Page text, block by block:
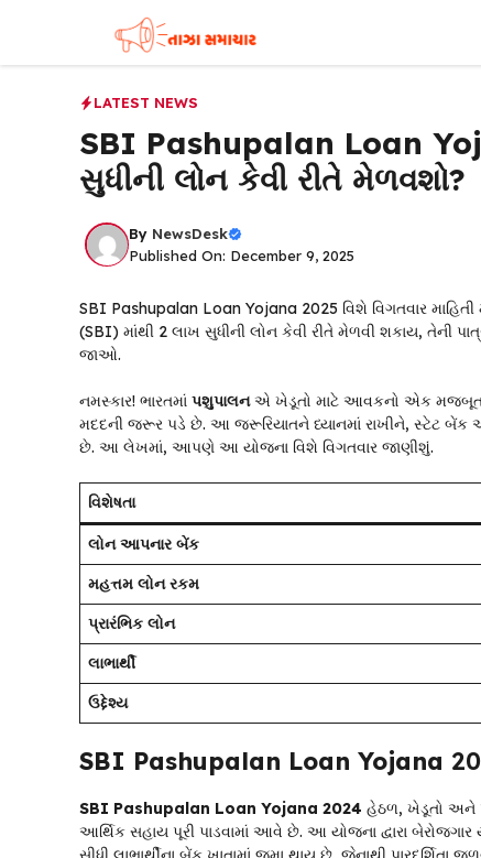
content
LATEST NEWS
SBI Pashupalan Loan
સુધીની લોન કેવી રીતે મેળવશો?
By NewsDesk
Published On: December 9, 2025
SBI Pashupalan Loan Yojana 2025 વિશે વિગતવાર
(SBI) માંથી ₹2 લાખ સુધીની લોન કેવી રીતે મેળવી શકાય, તેની
જાઓ.
નમસ્કાર! ભારતમાં પશુપાલનએ ખેડૂતો માટે આવકનો એક મજબૂત
મદદની જરૂર પડે છે. આ જરૂરિયાતને ધ્યાનમાં રાખીને, સ્ટેટ બેંક
છે. આ લેખમાં, આપણે આ યોજના વિશે વિગતવાર જાણીશું.
વિશેષતા
લોન આપનાર બેંક
મહત્તમ લોન રકમ
પ્રારંભિક લોન
લાભાર્થી
ઉદ્દેશ્ય
SBI Pashupalan Loan Yojana
SBI Pashupalan Loan Yojana 2024 હેઠળ, ખેડૂતો અને
આર્થિક સહાય પૂરી પાડવામાં આવે છે. આ યોજના દ્વારા